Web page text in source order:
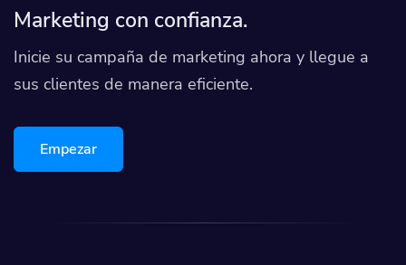
Marketing con confianza.
Inicie su campaña de marketing ahora y llegue a
sus clientes de manera eficiente.
Empezar